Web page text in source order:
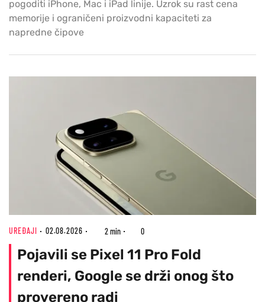
pogoditi iPhone, Mac i iPad linije. Uzrok su rast cena
memorije i ograničeni proizvodni kapaciteti za
napredne čipove
UREĐAJI 02.08.2026 2 min 0
Pojavili se Pixel 11 Pro Fold
renderi, Google se drži onog što
provereno radi